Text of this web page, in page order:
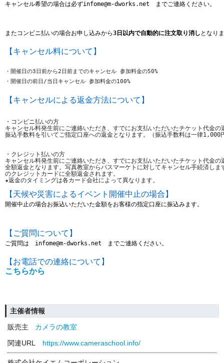
キャンセル希望の場合は必ずinfome@m-dworks.net　までご連絡ください。
またコンビニ払いの場合お申し込みから3日以内で自動的に注文取り消し となり
【キャンセル料について】
・開催日の3日前から2日前までのキャンセル 参加料金の50%
・開催日の前日/当日キャンセル 参加料金の100%
【キャンセルによる返金方法について】
・コンビニ払いの方
キャンセル料発生前にご連絡いただき、すでにお支払いただいたチケット代金の
振込手数料を引いてご指定口座への返金となります。（振込手数料は一律1,000
・クレジット払いの方
キャンセル料発生前にご連絡いただき、すでにお支払いただいたチケット代金の
全額返金となります。写真教室からパスマーケトに対してキャンセル手続済しま
のクレジットカードに全額返金されます。
★返金のタイミングは各カード会社によって異なります。
【天候や災害によるイベント開催中止の場合】
開催中止の場合お振込いただいた金額をお客様の指定口座に振込みます。
【ご質問について】
ご質問は　infome@m-dworks.net　までご連絡ください。
【お電話での連絡について】
こちらから
主催者情報
販売主
カメラの教室
関連URL
https://www.cameraschool.info/